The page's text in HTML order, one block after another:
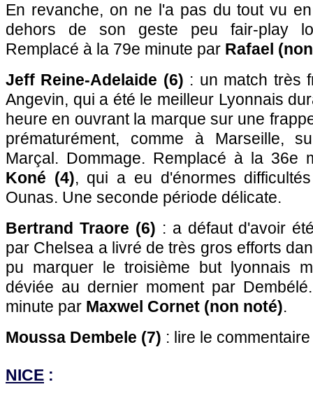
En revanche, on ne l'a pas du tout vu
dehors de son geste peu fair-play
Remplacé à la 79e minute par Rafael
Jeff Reine-Adelaide (6) : un match très
Angevin, qui a été le meilleur Lyonnais
heure en ouvrant la marque sur une
prématurément, comme à Marseille,
Marçal. Dommage. Remplacé à la 36e
Koné (4), qui a eu d'énormes
Ounas. Une seconde période délicate.
Bertrand Traore (6) : a défaut d'avoir
par Chelsea a livré de très gros efforts
pu marquer le troisième but lyonnais
déviée au dernier moment par
minute par Maxwel Cornet (non noté).
Moussa Dembele (7) : lire le
NICE :